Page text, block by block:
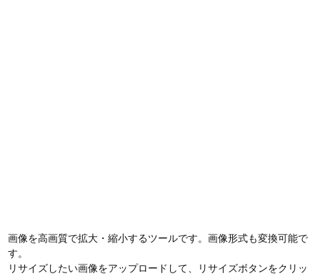
画像を高画質で拡大・縮小するツールです。画像形式も変換可能で
す。
リサイズしたい画像をアップロードして、リサイズボタンをクリッ